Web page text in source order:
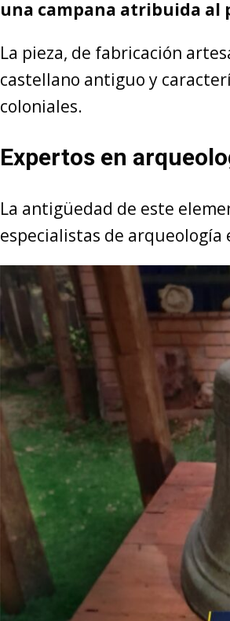
una campana atribuida al
La pieza, de fabricación
castellano antiguo y
coloniales.
Expertos en
La antigüedad de este
especialistas de arqueología